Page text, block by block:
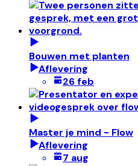
Bouwen met planten
Aflevering
26 feb
Master je mind - Flow
Aflevering
7 aug